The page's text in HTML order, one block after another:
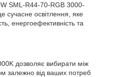
SML-R44-70-RGB 3000-
сучасне освітлення, яке
енергоефективність та
дозволяє вибирати між
залежно від ваших потреб